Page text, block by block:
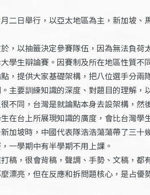
二日舉行，以亞太地區為主，新加坡
，以抽籤決定參賽隊伍，因為無法負
學生辯論賽。因賽制及所在地區性質不
，提供大家基礎架構，把八位選手分
主要訓練知識的深度、對題目的理解，
不同，台灣是就論點本身去設架構，
在台上所展現知識的廣度，會比台灣學
加坡時，中國代表隊浩浩蕩蕩帶了三
一學期中有半學期不用上課。
稿，很會背稿，聲調、手勢、文稿，
漂亮，但在反應和拆問題核心，是占